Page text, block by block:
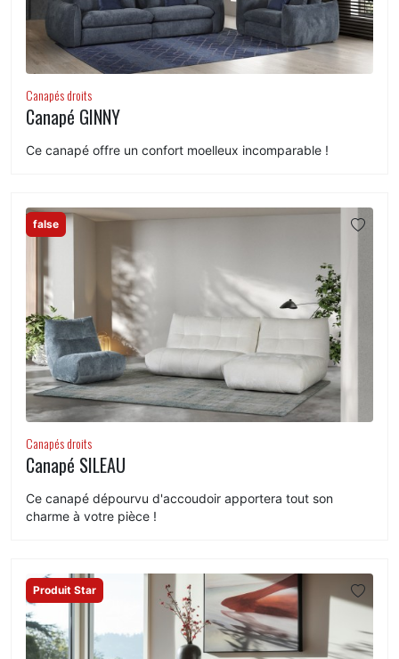
Canapés droits
Canapé GINNY
Ce canapé offre un confort moelleux incomparable !
false
Canapés droits
Canapé SILEAU
Ce canapé dépourvu d'accoudoir apportera tout son
charme à votre pièce !
Produit Star